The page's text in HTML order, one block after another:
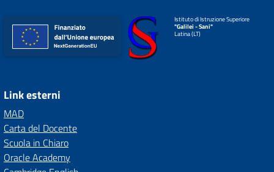
Istituto di Istruzione Superiore
"Galilei - Sani"
Latina (LT)
Link esterni
MAD
Carta del Docente
Scuola in Chiaro
Oracle Academy